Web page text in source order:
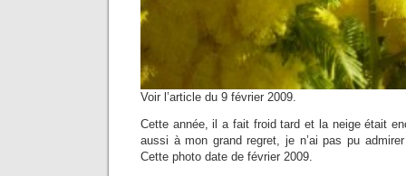
Voir l’article du 9 février 2009.
Cette année, il a fait froid tard et la neige était
aussi à mon grand regret, je n’ai pas pu
Cette photo date de février 2009.